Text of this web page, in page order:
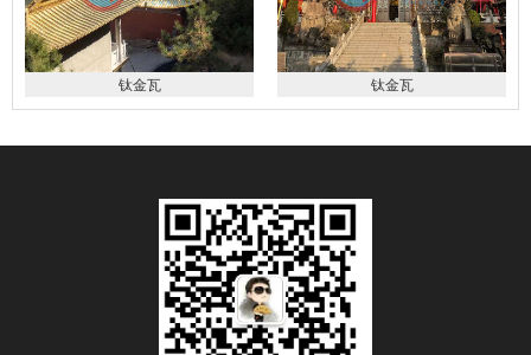
钛金瓦 钛金瓦